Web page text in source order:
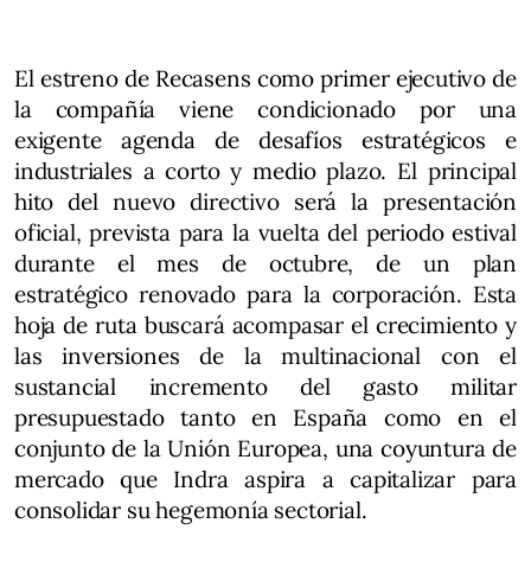
El estreno de Recasens como primer ejecutivo de
la compañía viene condicionado por una
exigente agenda de desafíos estratégicos e
industriales a corto y medio plazo. El principal
hito del nuevo directivo será la presentación
oficial, prevista para la vuelta del periodo estival
durante el mes de octubre, de un plan
estratégico renovado para la corporación. Esta
hoja de ruta buscará acompasar el crecimiento y
las inversiones de la multinacional con el
sustancial incremento del gasto militar
presupuestado tanto en España como en el
conjunto de la Unión Europea, una coyuntura de
mercado que Indra aspira a capitalizar para
consolidar su hegemonía sectorial.